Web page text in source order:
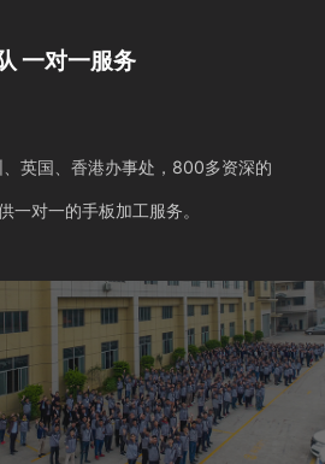
一对一服务
英国、香港办事处，800多资深的
一对一的手板加工服务。